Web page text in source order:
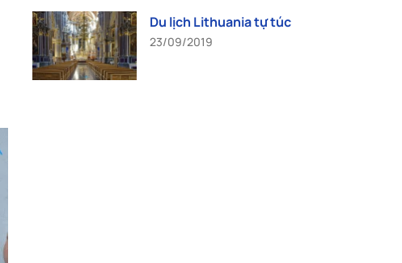
Du lịch Lithuania tự túc
23/09/2019